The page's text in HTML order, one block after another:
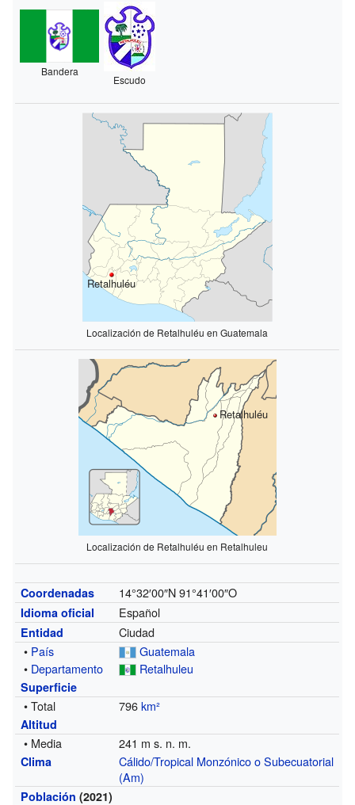
Bandera
Escudo
Retalhuléu
Localización de Retalhuléu en Guatemala
Retalhuléu
Localización de Retalhuléu en Retalhuleu
Coordenadas 14°32′00″N 91°41′00″O
Idioma oficial Español
Entidad
Ciudad
• País
Guatemala
• Departamento Retalhuleu
Superficie
• Total 796km²
Altitud
• Media 241 m s. n. m.
Clima
Cálido/Tropical Monzónico o Subecuatorial
(Am)
Población (2021)